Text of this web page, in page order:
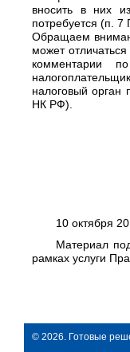
вносить в них
потребуется (п. 7
Обращаем
может
комментарии
налоговый орган
НК РФ).
10 октября
Материал
рамках услуги
© 2026. Готовые